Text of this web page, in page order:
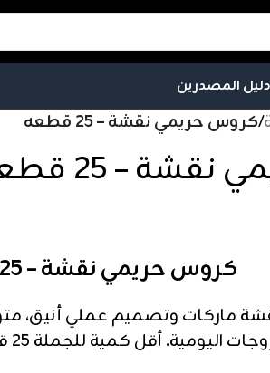
دليل المصدرين
/كروس حريمي نقشة – 25 قطعه
– 25 قطعه
كروس حريمي نقشة – 25 قطعه
ماركات وتصميم عملي أنيق،